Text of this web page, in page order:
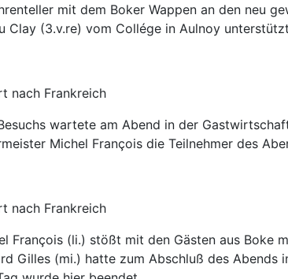
mit dem Boker Wappen an den neu
Clay (3.v.re) vom Collége in Aulnoy
wartete am Abend in der
Michel François die Teilnehmer des
François (li.) stößt mit den Gästen aus Boke
Gilles (mi.) hatte zum Abschluß des Abends